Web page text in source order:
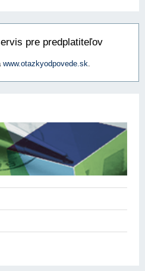
pre predplatiteľov
www.otazkyodpovede.sk.